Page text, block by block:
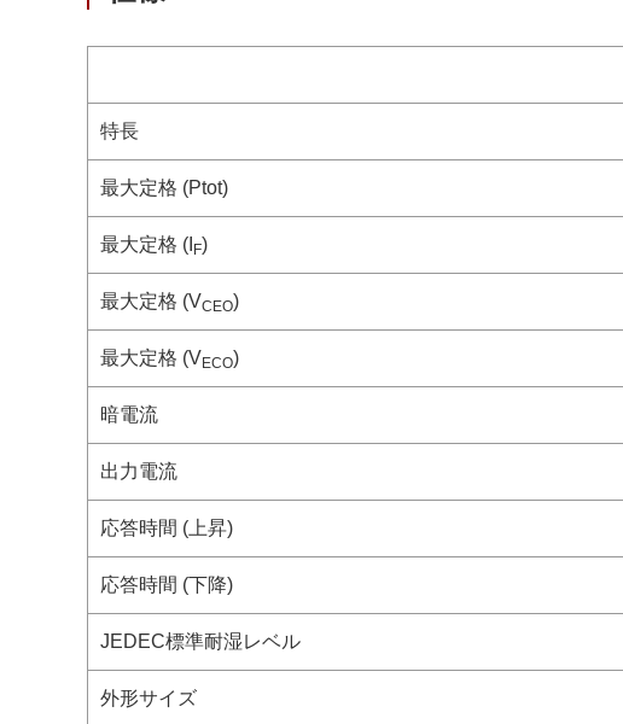
特長
最大定格 (Ptot)
最大定格 (I F)
最大定格 (VCEO)
最大定格 (VECO)
暗電流
出力電流
応答時間 (上昇)
応答時間 (下降)
JEDEC標準耐湿レベル
外形サイズ